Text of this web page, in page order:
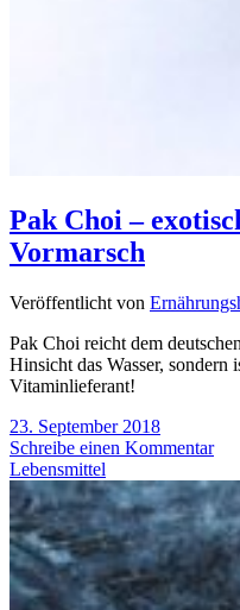
Pak Choi –
Vormarsch
Veröffentlicht von
Pak Choi reicht dem
Hinsicht das Wasser, sondern
Vitaminlieferant!
23. September 2018
Schreibe einen Kommentar
Lebensmittel